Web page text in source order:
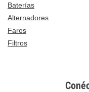
Baterías
Alternadores
Faros
Filtros